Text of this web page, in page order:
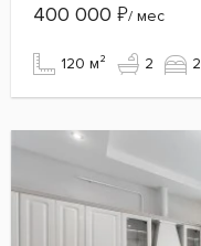
400 000 ₽/ мес
120 м² 2 2